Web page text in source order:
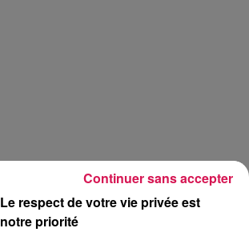
Le respect de votre vie privée est
notre priorité
Continuer sans accepter